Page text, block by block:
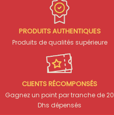
PRODUITS AUTHENTIQUES
Produits de qualités supérieure
CLIENTS RÉCOMPONSÉS
Gagnez un point par tranche de 20
Dhs dépensés